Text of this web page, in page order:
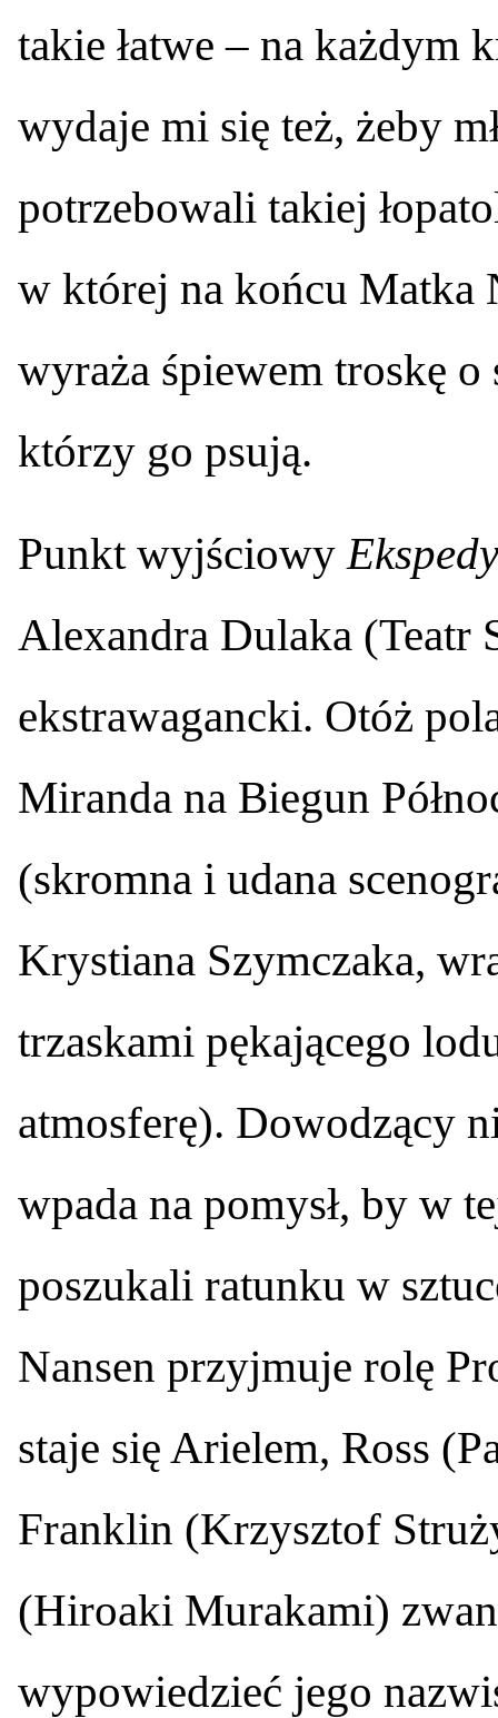
takie łatwe – na każdym
wydaje mi się też, żeby
potrzebowali takiej
w której na końcu Matka
wyraża śpiewem troskę o
którzy go psują.
Punkt wyjściowy
Alexandra Dulaka (Teatr
ekstrawagancki. Otóż
Miranda na Biegun
(skromna i udana
Krystiana Szymczaka,
trzaskami pękającego
atmosferę). Dowodzący
wpada na pomysł, by w
poszukali ratunku w
Nansen przyjmuje rolę
staje się Arielem, Ross
Franklin (Krzysztof
(Hiroaki Murakami)
wypowiedzieć jego